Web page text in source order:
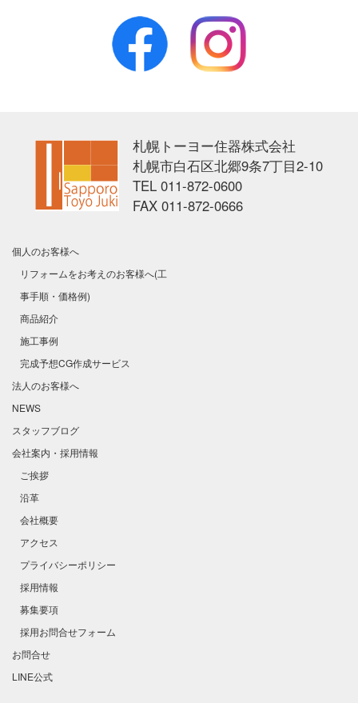
Facebook
【公式】札幌トーヨー住器株式会社|sapporo-
札幌トーヨー住器株式会社
札幌市白石区北郷9条7丁目2-10
TEL 011-872-0600
FAX 011-872-0666
個人のお客様へ
リフォームをお考えのお客様へ(工
事手順・価格例)
商品紹介
施工事例
完成予想CG作成サービス
法人のお客様へ
NEWS
スタッフブログ
会社案内・採用情報
ご挨拶
沿革
会社概要
アクセス
プライバシーポリシー
採用情報
募集要項
採用お問合せフォーム
お問合せ
LINE公式